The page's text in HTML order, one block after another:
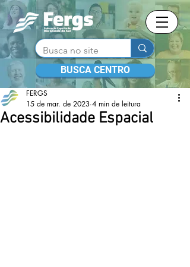
BUSCA CENTRO
Acessibilidade Espacial
FERGS
15 de mar. de 2023 4 min de leitura